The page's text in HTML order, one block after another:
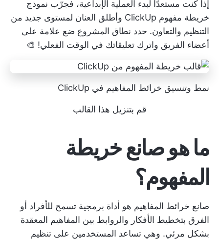
إذا كنت مستعدًا لبدء العملية الإبداعية، فجرّب نموذج
خريطة مفهوم ClickUp وأطلق العنان لمستوى جديد من
التنظيم والتعاون. حدد نطاق المشروع ضع علامة على
أعضاء الفريق واترك تعليقاتك في الوقت الفعلي! 🎨
نمط وتنسيق خرائط المفاهيم في ClickUp
قم بتنزيل هذا القالب
ما هو صانع خريطة
المفهوم؟
صانع خرائط المفاهيم هو أداة برمجية تسمح للأفراد أو
الفرق بتخطيط الأفكار والروابط بين المفاهيم المعقدة
بشكل مرئي. وهي تساعد المستخدمين على تنظيم